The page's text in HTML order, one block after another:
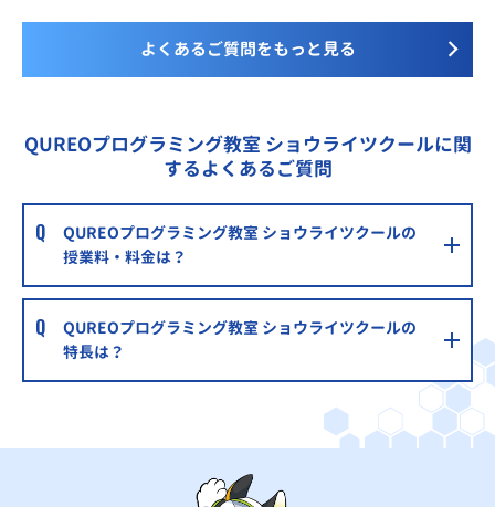
よくあるご質問をもっと見る
QUREOプログラミング教室 ショウライツクールに関
するよくあるご質問
QUREOプログラミング教室 ショウライツクールの
授業料・料金は？
QUREOプログラミング教室 ショウライツクールの
特長は？